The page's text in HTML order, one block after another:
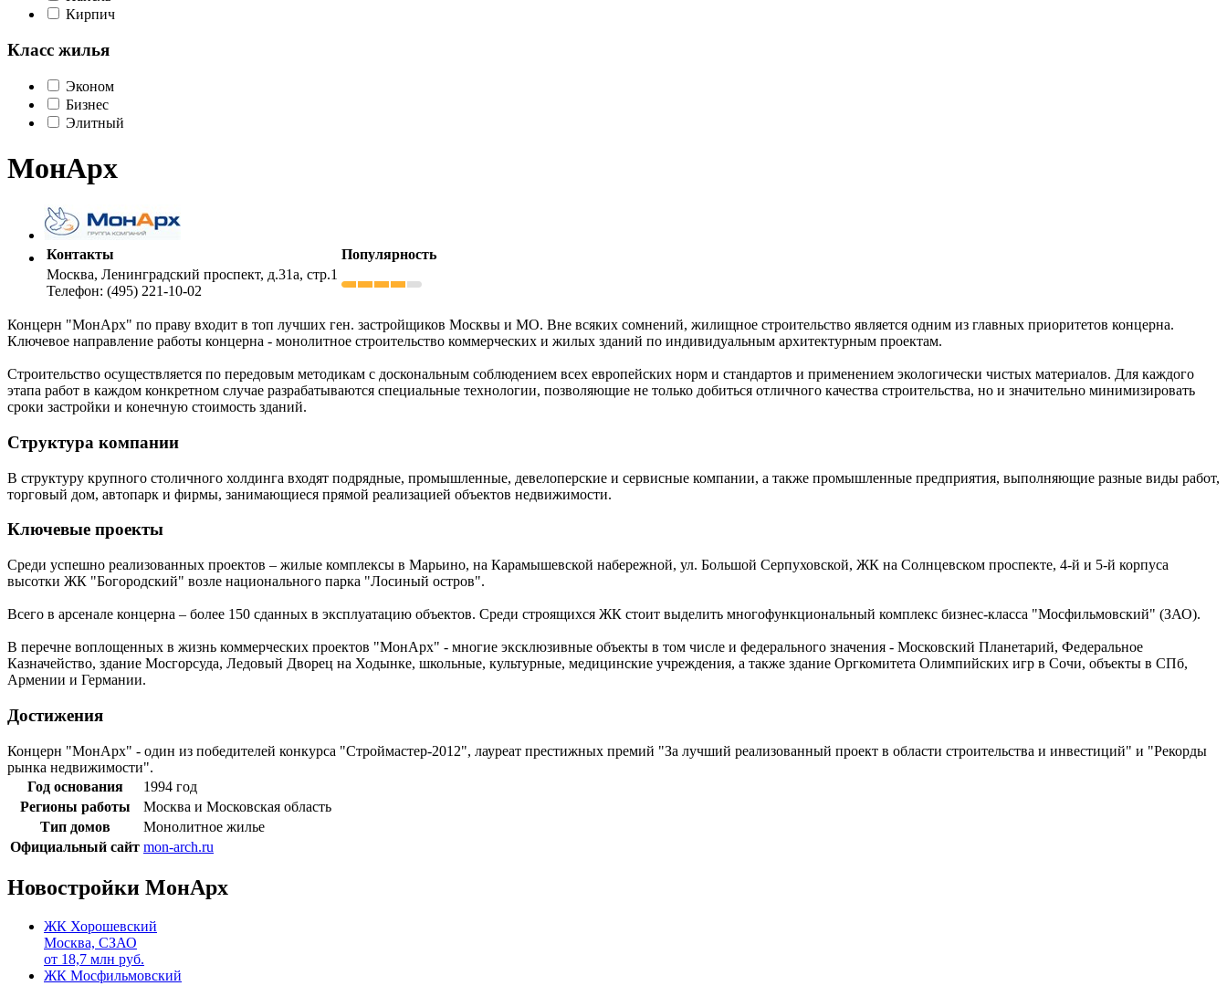
Кирпич
Класс жилья
Эконом
Бизнес
Элитный
МонАрх
Контакты
Популярность
Москва, Ленинградский проспект, д.31а, стр.1
Телефон: (495) 221-10-02
Концерн "МонАрх" по праву входит в топ лучших ген. застройщиков Москвы и МО. Вне всяких сомнений, жилищное строительство является одним из главных приоритетов концерна.
Ключевое направление работы концерна - монолитное строительство коммерческих и жилых зданий по индивидуальным архитектурным проектам.
Строительство осуществляется по передовым методикам с доскональным соблюдением всех европейских норм и стандартов и применением экологически чистых материалов. Для каждого
этапа работ в каждом конкретном случае разрабатываются специальные технологии, позволяющие не только добиться отличного качества строительства, но и значительно минимизировать
сроки застройки и конечную стоимость зданий.
Структура компании
В структуру крупного столичного холдинга входят подрядные, промышленные, девелоперские и сервисные компании, а также промышленные предприятия, выполняющие разные виды работ,
торговый дом, автопарк и фирмы, занимающиеся прямой реализацией объектов недвижимости.
Ключевые проекты
Среди успешно реализованных проектов – жилые комплексы в Марьино, на Карамышевской набережной, ул. Большой Серпуховской, ЖК на Солнцевском проспекте, 4-й и 5-й корпуса
высотки ЖК "Богородский" возле национального парка "Лосиный остров".
Всего в арсенале концерна – более 150 сданных в эксплуатацию объектов. Среди строящихся ЖК стоит выделить многофункциональный комплекс бизнес-класса "Мосфильмовский" (ЗАО).
В перечне воплощенных в жизнь коммерческих проектов "МонАрх" - многие эксклюзивные объекты в том числе и федерального значения - Московский Планетарий, Федеральное
Казначейство, здание Мосгорсуда, Ледовый Дворец на Ходынке, школьные, культурные, медицинские учреждения, а также здание Оргкомитета Олимпийских игр в Сочи, объекты в СПб,
Армении и Германии.
Достижения
Концерн "МонАрх" - один из победителей конкурса "Строймастер-2012", лауреат престижных премий "За лучший реализованный проект в области строительства и инвестиций" и "Рекорды
рынка недвижимости".
Год основания
1994 год
Регионы работы
Москва и Московская область
Тип домов
Монолитное жилье
Официальный сайт mon-arch.ru
Новостройки МонАрх
ЖК Хорошевский
Москва, СЗАО
от 18,7 млн руб.
ЖК Мосфильмовский